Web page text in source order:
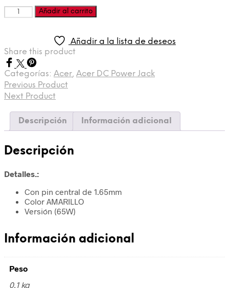
CantidadAñadir al carrito
Añadir a la lista de deseos
Share this product
Categorías: Acer, Acer DC Power Jack
Previous Product
Next Product
Descripción Información adicional
Descripción
Detalles.:
Con pin central de 1.65mm
Color AMARILLO
Versión (65W)
Información adicional
Peso
0.1 kg